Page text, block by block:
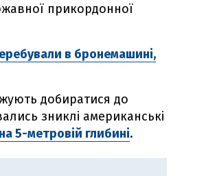
прикордонної
в бронемашині,
добиратися до
зниклі американські
5-метровій глибині.